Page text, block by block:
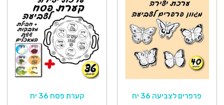
פרפרים לצביעה 36 יח קערת פסח 36 יח